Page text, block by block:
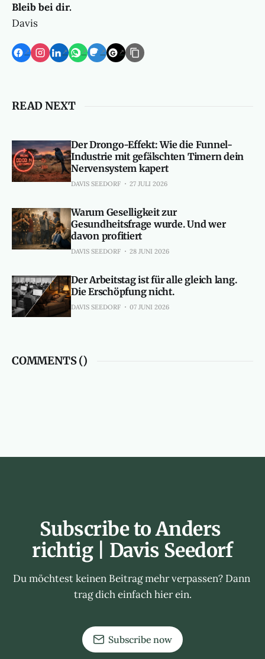
Bleib bei dir.
Davis
READ NEXT
Der Drongo-Effekt: Wie die Funnel-
Industrie mit gefälschten Timern dein
Nervensystem kapert
DAVIS SEEDORF 27 JULI 2026
Warum Geselligkeit zur
Gesundheitsfrage wurde. Und wer
davon profitiert
DAVIS SEEDORF 28 JUNI 2026
Der Arbeitstag ist für alle gleich lang.
Die Erschöpfung nicht.
DAVIS SEEDORF 07 JUNI 2026
COMMENTS ()
Subscribe to Anders
richtig | Davis Seedorf
Du möchtest keinen Beitrag mehr verpassen? Dann
trag dich einfach hier ein.
Subscribe now